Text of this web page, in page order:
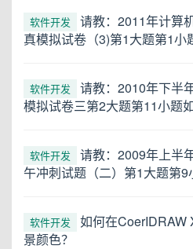
软件开发
请教：2011年计算
真模拟试卷（3)第1大题第1小
软件开发
请教：2010年下半
模拟试卷三第2大题第11小题
软件开发
请教：2009年上半
午冲刺试题（二）第1大题第9
软件开发
如何在CoerIDRAW
景颜色？